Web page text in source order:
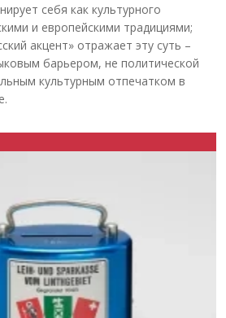
себя как культурного
и европейскими традициями;
акцент» отражает эту суть –
барьером, не политической
культурным отпечатком в